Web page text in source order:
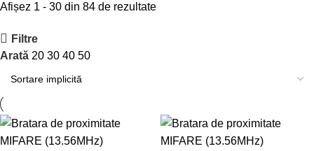
Afișez 1 - 30 din 84 de rezultate
Filtre
Arată 20 30 40 50